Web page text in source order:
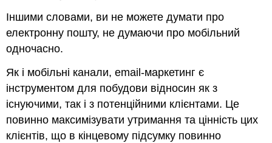
Іншими словами, ви не можете думати про
електронну пошту, не думаючи про мобільний
одночасно.
Як і мобільні канали, email-маркетинг є
інструментом для побудови відносин як з
існуючими, так і з потенційними клієнтами. Це
повинно максимізувати утримання та цінність цих
клієнтів, що в кінцевому підсумку повинно